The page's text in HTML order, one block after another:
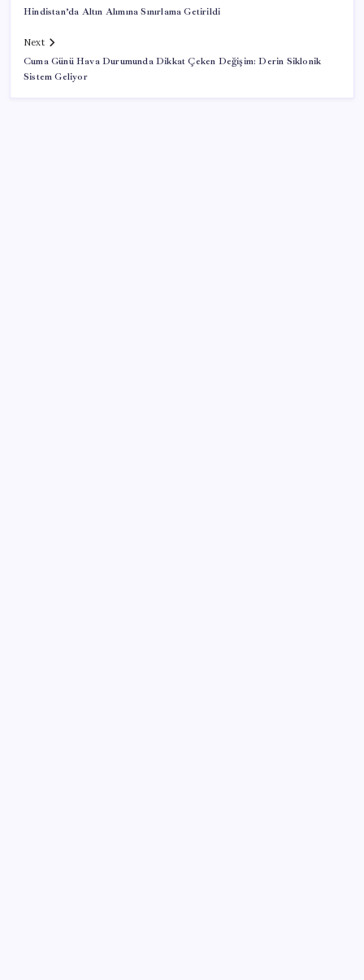
Hindistan’da Altın Alımına Sınırlama Getirildi
Next
Cuma Günü Hava Durumunda Dikkat Çeken Değişim: Derin Siklonik
Sistem Geliyor